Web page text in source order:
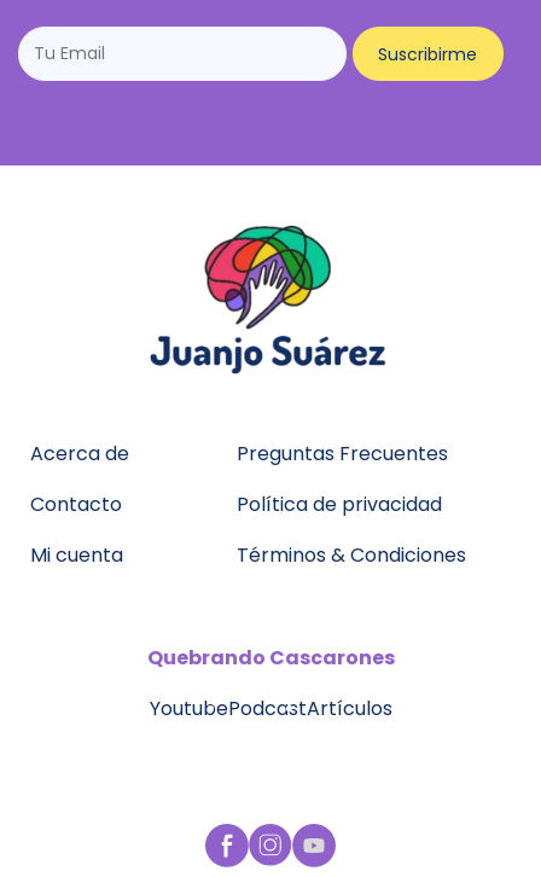
Acerca de
Contacto
Mi cuenta
Preguntas Frecuentes
Política de privacidad
Términos & Condiciones
Quebrando Cascarones
YoutubePodcastArtículos